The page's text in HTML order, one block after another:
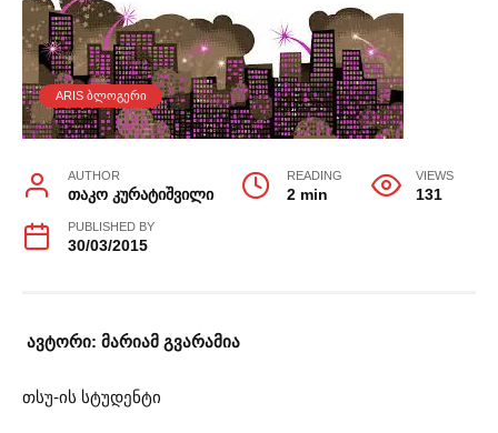
ARIS ᲑᲚᲝᲒᲔᲠᲘ
AUTHOR
თაკო კურატიშვილი
READING
2 min
VIEWS
131
PUBLISHED BY
30/03/2015
ავტორი: მარიამ გვარამია
თსუ-ის სტუდენტი